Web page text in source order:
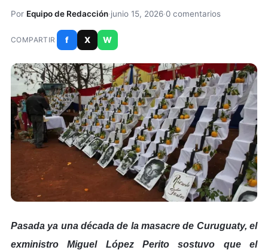
Por Equipo de Redacción·junio 15, 2026·0 comentarios
COMPARTIR f X W
Pasada ya una década de la masacre de Curuguaty, el
exministro Miguel López Perito sostuvo que el